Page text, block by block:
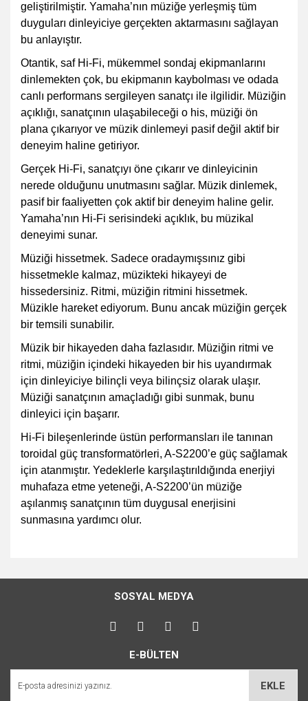
geliştirilmiştir. Yamaha’nın müziğe yerleşmiş tüm
duyguları dinleyiciye gerçekten aktarmasını sağlayan
bu anlayıştır.
Otantik, saf Hi-Fi, mükemmel sondaj ekipmanlarını
dinlemekten çok, bu ekipmanın kaybolması ve odada
canlı performans sergileyen sanatçı ile ilgilidir. Müziğin
açıklığı, sanatçının ulaşabileceği o his, müziği ön
plana çıkarıyor ve müzik dinlemeyi pasif değil aktif bir
deneyim haline getiriyor.
Gerçek Hi-Fi, sanatçıyı öne çıkarır ve dinleyicinin
nerede olduğunu unutmasını sağlar. Müzik dinlemek,
pasif bir faaliyetten çok aktif bir deneyim haline gelir.
Yamaha’nın Hi-Fi serisindeki açıklık, bu müzikal
deneyimi sunar.
Müziği hissetmek. Sadece oradaymışsınız gibi
hissetmekle kalmaz, müzikteki hikayeyi de
hissedersiniz. Ritmi, müziğin ritmini hissetmek.
Müzikle hareket ediyorum. Bunu ancak müziğin gerçek
bir temsili sunabilir.
Müzik bir hikayeden daha fazlasıdır. Müziğin ritmi ve
ritmi, müziğin içindeki hikayeden bir his uyandırmak
için dinleyiciye bilinçli veya bilinçsiz olarak ulaşır.
Müziği sanatçının amaçladığı gibi sunmak, bunu
dinleyici için başarır.
Hi-Fi bileşenlerinde üstün performansları ile tanınan
toroidal güç transformatörleri, A-S2200’e güç sağlamak
için atanmıştır. Yedeklerle karşılaştırıldığında enerjiyi
muhafaza etme yeteneği, A-S2200’ün müziğe
aşılanmış sanatçının tüm duygusal enerjisini
sunmasına yardımcı olur.
konularda yetersiz gördüğünüz noktaları öneri formunu
kullanarak tarafımıza iletebilirsiniz.
Görüş ve önerileriniz için teşekkür ederiz.
Ürün açıklamasında eksik bilgiler bulunuyor.
SOSYAL MEDYA
E-BÜLTEN
EKLE